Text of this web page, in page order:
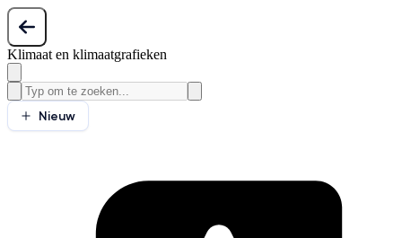
Klimaat en klimaatgrafieken
Nieuw